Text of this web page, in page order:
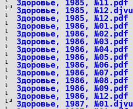
Здоровье, 1985, №11.pdf
Здоровье, 1985, №12.djvu
Здоровье, 1985, №12.pdf
Здоровье, 1986, №01.pdf
Здоровье, 1986, №02.pdf
Здоровье, 1986, №03.pdf
Здоровье, 1986, №04.pdf
Здоровье, 1986, №05.pdf
Здоровье, 1986, №06.pdf
Здоровье, 1986, №07.pdf
Здоровье, 1986, №08.pdf
Здоровье, 1986, №09.pdf
Здоровье, 1986, №12.pdf
Здоровье, 1987, №01.djvu